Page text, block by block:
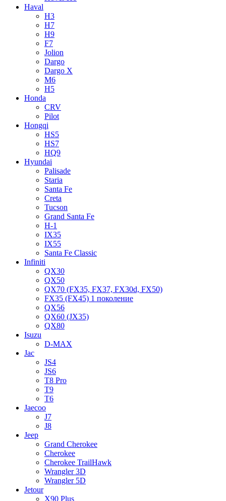
Haval
H3
H7
H9
F7
Jolion
Dargo
Dargo X
M6
H5
Honda
CRV
Pilot
Hongqi
HS5
HS7
HQ9
Hyundai
Palisade
Staria
Santa Fe
Creta
Tucson
Grand Santa Fe
H-1
IX35
IX55
Santa Fe Classic
Infiniti
QX30
QX50
QX70 (FX35, FX37, FX30d, FX50)
FX35 (FX45) 1 поколение
QX56
QX60 (JX35)
QX80
Isuzu
D-MAX
Jac
JS4
JS6
T8 Pro
T9
T6
Jaecoo
J7
J8
Jeep
Grand Cherokee
Cherokee
Cherokee TrailHawk
Wrangler 3D
Wrangler 5D
Jetour
X90 Plus